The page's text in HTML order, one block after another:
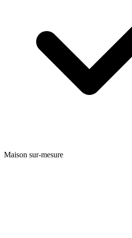
Maison sur-mesure